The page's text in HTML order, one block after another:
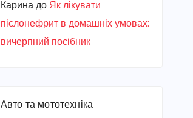
Каринадо Як лікувати
пієлонефрит в домашніх умовах:
вичерпний посібник
Авто та мототехніка